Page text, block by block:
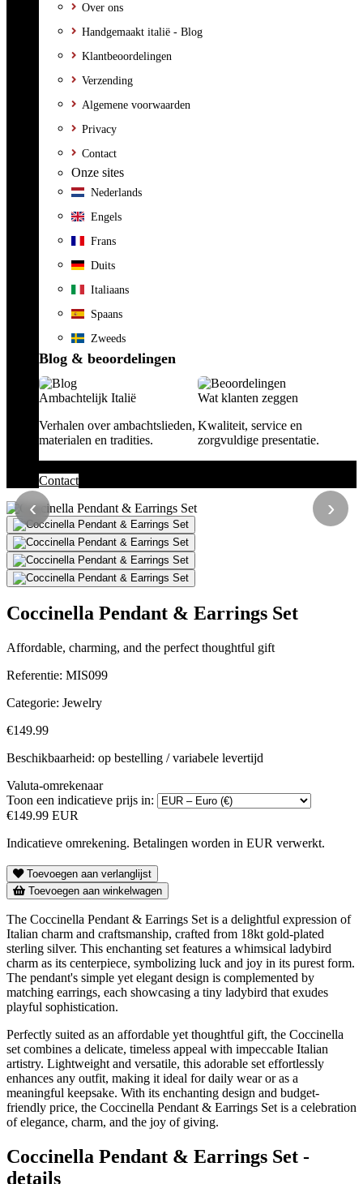
Over ons
Handgemaakt italië - Blog
Klantbeoordelingen
Verzending
Algemene voorwaarden
Privacy
Contact
Onze sites
Nederlands
Engels
Frans
Duits
Italiaans
Spaans
Zweeds
Blog & beoordelingen
Ambachtelijk Italië
Verhalen over ambachtslieden,
materialen en tradities.
Wat klanten zeggen
Kwaliteit, service en
zorgvuldige presentatie.
Contact
‹ ›
Coccinella Pendant & Earrings Set
Affordable, charming, and the perfect thoughtful gift
Referentie: MIS099
Categorie: Jewelry
€149.99
Beschikbaarheid: op bestelling / variabele levertijd
Valuta-omrekenaar
Toon een indicatieve prijs in:
€149.99 EUR
Indicatieve omrekening. Betalingen worden in EUR verwerkt.
Toevoegen aan verlanglijst
Toevoegen aan winkelwagen
The Coccinella Pendant & Earrings Set is a delightful expression of
Italian charm and craftsmanship, crafted from 18kt gold-plated
sterling silver. This enchanting set features a whimsical ladybird
charm as its centerpiece, symbolizing luck and joy in its purest form.
The pendant's simple yet elegant design is complemented by
matching earrings, each showcasing a tiny ladybird that exudes
playful sophistication.
Perfectly suited as an affordable yet thoughtful gift, the Coccinella
set combines a delicate, timeless appeal with impeccable Italian
artistry. Lightweight and versatile, this adorable set effortlessly
enhances any outfit, making it ideal for daily wear or as a
meaningful keepsake. With its enchanting design and budget-
friendly price, the Coccinella Pendant & Earrings Set is a celebration
of elegance, charm, and the joy of giving.
Coccinella Pendant & Earrings Set -
details